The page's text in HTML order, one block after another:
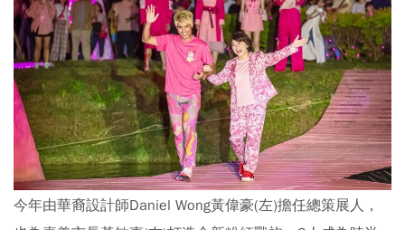
今年由華裔設計師Daniel Wong黃偉豪(左)擔任總策展人，